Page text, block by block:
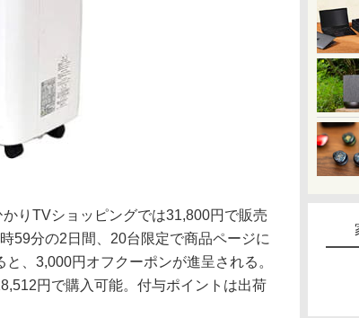
りTVショッピングでは31,800円で販売
59分の2日間、20台限定で商品ページに
、3,000円オフクーポンが進呈される。
円で購入可能。付与ポイントは出荷